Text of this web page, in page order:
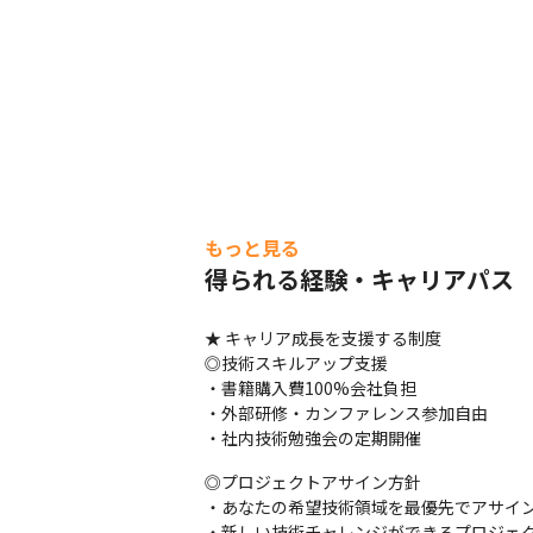
もっと見る
得られる経験・キャリアパス
★ キャリア成長を支援する制度
◎技術スキルアップ支援
・書籍購入費100%会社負担
・外部研修・カンファレンス参加自由
・社内技術勉強会の定期開催
◎プロジェクトアサイン方針
・あなたの希望技術領域を最優先でアサイ